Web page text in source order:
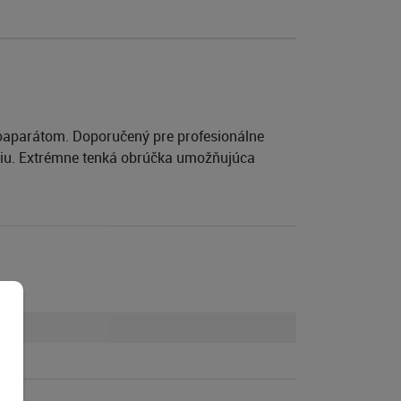
Doporučený pre profesionálne
Extrémne tenká obrúčka umožňujúca